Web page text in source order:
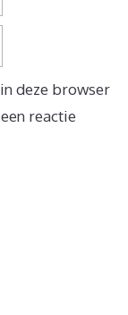
deze browser
reactie